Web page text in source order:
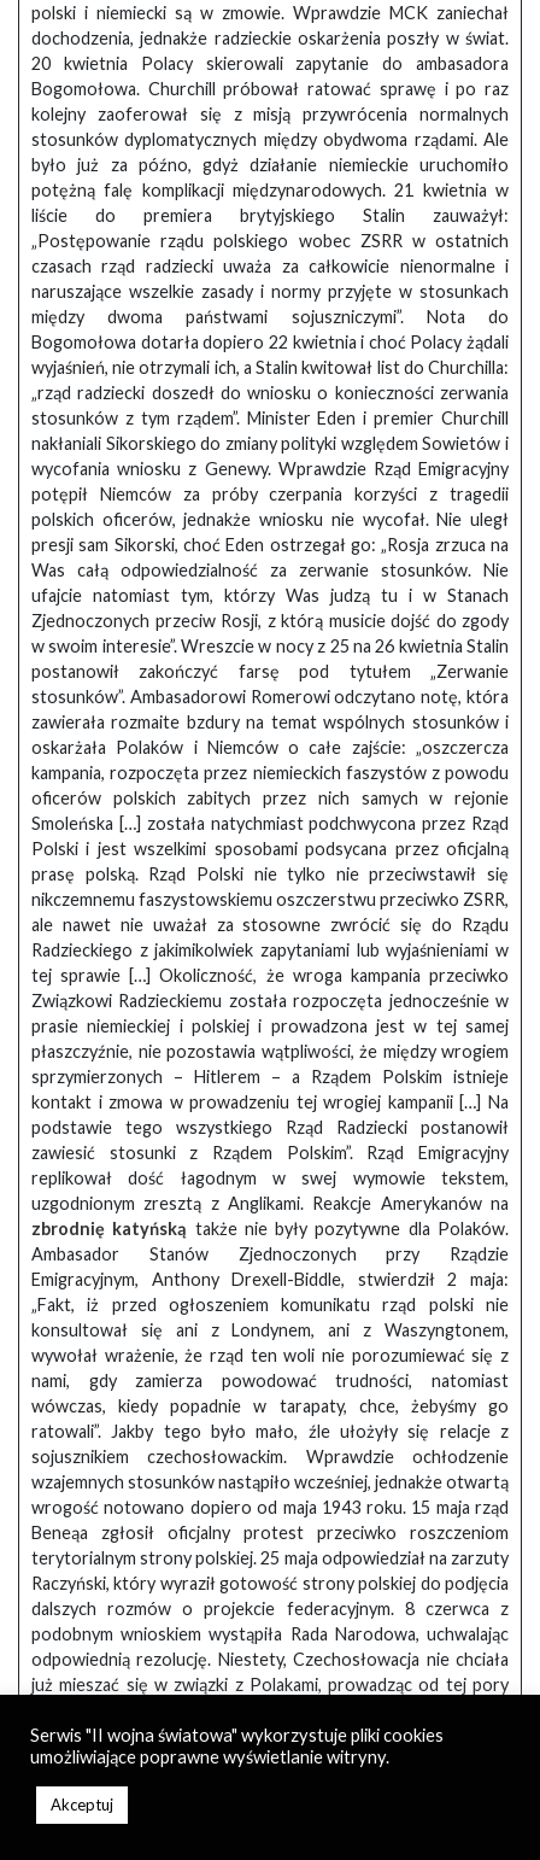
polski i niemiecki są w zmowie. Wprawdzie MCK zaniechał
dochodzenia, jednakże radzieckie oskarżenia poszły w świat.
20 kwietnia Polacy skierowali zapytanie do ambasadora
Bogomołowa. Churchill próbował ratować sprawę i po raz
kolejny zaoferował się z misją przywrócenia normalnych
stosunków dyplomatycznych między obydwoma rządami. Ale
było już za późno, gdyż działanie niemieckie uruchomiło
potężną falę komplikacji międzynarodowych. 21 kwietnia w
liście do premiera brytyjskiego Stalin zauważył:
„Postępowanie rządu polskiego wobec ZSRR w ostatnich
czasach rząd radziecki uważa za całkowicie nienormalne i
naruszające wszelkie zasady i normy przyjęte w stosunkach
między dwoma państwami sojuszniczymi”. Nota do
Bogomołowa dotarła dopiero 22 kwietnia i choć Polacy żądali
wyjaśnień, nie otrzymali ich, a Stalin kwitował list do Churchilla:
„rząd radziecki doszedł do wniosku o konieczności zerwania
stosunków z tym rządem”. Minister Eden i premier Churchill
nakłaniali Sikorskiego do zmiany polityki względem Sowietów i
wycofania wniosku z Genewy. Wprawdzie Rząd Emigracyjny
potępił Niemców za próby czerpania korzyści z tragedii
polskich oficerów, jednakże wniosku nie wycofał. Nie uległ
presji sam Sikorski, choć Eden ostrzegał go: „Rosja zrzuca na
Was całą odpowiedzialność za zerwanie stosunków. Nie
ufajcie natomiast tym, którzy Was judzą tu i w Stanach
Zjednoczonych przeciw Rosji, z którą musicie dojść do zgody
w swoim interesie”. Wreszcie w nocy z 25 na 26 kwietnia Stalin
postanowił zakończyć farsę pod tytułem „Zerwanie
stosunków”. Ambasadorowi Romerowi odczytano notę, która
zawierała rozmaite bzdury na temat wspólnych stosunków i
oskarżała Polaków i Niemców o całe zajście: „oszczercza
kampania, rozpoczęta przez niemieckich faszystów z powodu
oficerów polskich zabitych przez nich samych w rejonie
Smoleńska […] została natychmiast podchwycona przez Rząd
Polski i jest wszelkimi sposobami podsycana przez oficjalną
prasę polską. Rząd Polski nie tylko nie przeciwstawił się
nikczemnemu faszystowskiemu oszczerstwu przeciwko ZSRR,
ale nawet nie uważał za stosowne zwrócić się do Rządu
Radzieckiego z jakimikolwiek zapytaniami lub wyjaśnieniami w
tej sprawie […] Okoliczność, że wroga kampania przeciwko
Związkowi Radzieckiemu została rozpoczęta jednocześnie w
prasie niemieckiej i polskiej i prowadzona jest w tej samej
płaszczyźnie, nie pozostawia wątpliwości, że między wrogiem
sprzymierzonych – Hitlerem – a Rządem Polskim istnieje
kontakt i zmowa w prowadzeniu tej wrogiej kampanii […] Na
podstawie tego wszystkiego Rząd Radziecki postanowił
zawiesić stosunki z Rządem Polskim”. Rząd Emigracyjny
replikował dość łagodnym w swej wymowie tekstem,
uzgodnionym zresztą z Anglikami. Reakcje Amerykanów na
zbrodnię katyńską także nie były pozytywne dla Polaków.
Ambasador Stanów Zjednoczonych przy Rządzie
Emigracyjnym, Anthony Drexell-Biddle, stwierdził 2 maja:
„Fakt, iż przed ogłoszeniem komunikatu rząd polski nie
konsultował się ani z Londynem, ani z Waszyngtonem,
wywołał wrażenie, że rząd ten woli nie porozumiewać się z
nami, gdy zamierza powodować trudności, natomiast
wówczas, kiedy popadnie w tarapaty, chce, żebyśmy go
ratowali”. Jakby tego było mało, źle ułożyły się relacje z
sojusznikiem czechosłowackim. Wprawdzie ochłodzenie
wzajemnych stosunków nastąpiło wcześniej, jednakże otwartą
wrogość notowano dopiero od maja 1943 roku. 15 maja rząd
Beneąa zgłosił oficjalny protest przeciwko roszczeniom
terytorialnym strony polskiej. 25 maja odpowiedział na zarzuty
Raczyński, który wyraził gotowość strony polskiej do podjęcia
dalszych rozmów o projekcie federacyjnym. 8 czerwca z
podobnym wnioskiem wystąpiła Rada Narodowa, uchwalając
odpowiednią rezolucję. Niestety, Czechosłowacja nie chciała
już mieszać się w związki z Polakami, prowadząc od tej pory
pozostawał sam na europejskiej scenie politycznej. Co gorsza,
zarówno Amerykanie, jak i Brytyjczycy postanowili trzymać
stronę Sowietów w sporze o Katyń. Ambasador brytyjski przy
Rządzie Emigracyjnym, Owen O’Malley sporządził 24 maja
Serwis "II wojna światowa" wykorzystuje pliki cookies
umożliwiające poprawne wyświetlanie witryny.
Akceptuj